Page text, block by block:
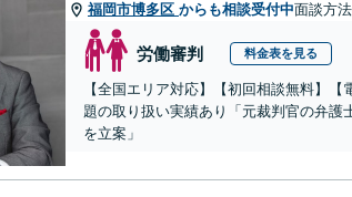
福岡市博多区 からも相談受付中面談方
労働審判 料金表を見る
【全国エリア対応】【初回相談無料】
題の取り扱い実績あり「元裁判官の弁
を立案」